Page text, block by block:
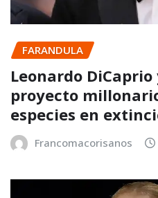
FARANDULA
Leonardo DiCaprio
proyecto
especies en
Francomacorisanos